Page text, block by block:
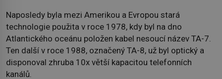
Naposledy byla mezi Amerikou a Evropou stará
technologie použita v roce 1978, kdy byl na dno
Atlantického oceánu položen kabel nesoucí název TA-7.
Ten další v roce 1988, označený TA-8, už byl optický a
disponoval zhruba 10x větší kapacitou telefonních
kanálů.